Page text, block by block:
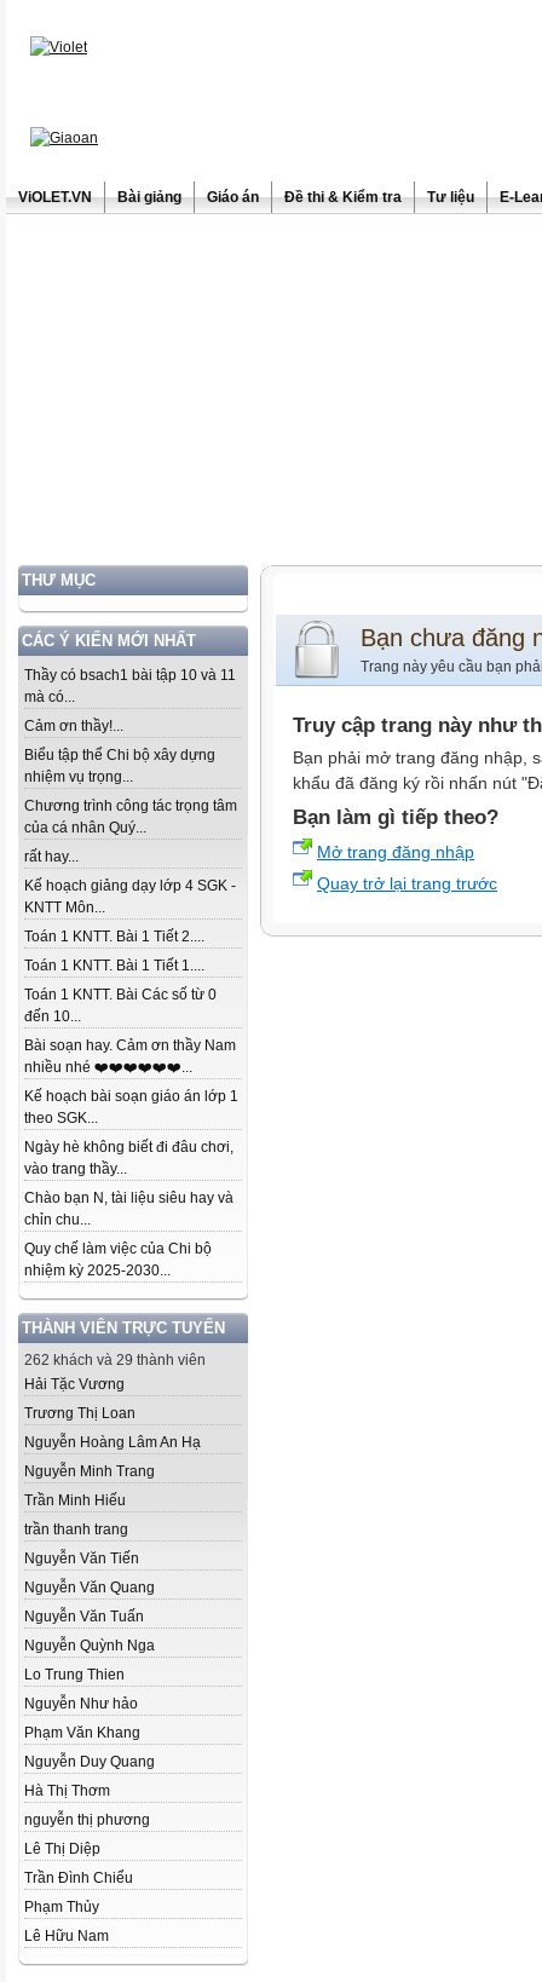
ViOLET.VN Bài giảng Giáo án Đề thi & Kiểm tra Tư liệu E-
THƯ MỤC
CÁC Ý KIẾN MỚI NHẤT
Thầy có bsach1 bài tập 10 và 11
mà có...
Cảm ơn thầy!...
Biểu tập thể Chi bộ xây dựng
nhiệm vụ trọng...
Chương trình công tác trọng tâm
của cá nhân Quý...
rất hay...
Kế hoạch giảng dạy lớp 4 SGK -
KNTT Môn...
Toán 1 KNTT. Bài 1 Tiết 2....
Toán 1 KNTT. Bài 1 Tiết 1....
Toán 1 KNTT. Bài Các số từ 0
đến 10...
Bài soạn hay. Cảm ơn thầy Nam
nhiều nhé ❤️❤️❤️❤️❤️❤️...
Kế hoạch bài soạn giáo án lớp 1
theo SGK...
Ngày hè không biết đi đâu chơi,
vào trang thầy...
Chào bạn N, tài liệu siêu hay và
chỉn chu...
Quy chế làm việc của Chi bộ
nhiệm kỳ 2025-2030...
THÀNH VIÊN TRỰC TUYẾN
262 khách và 29 thành viên
Hải Tặc Vương
Trương Thị Loan
Nguyễn Hoàng Lâm An Hạ
Nguyễn Minh Trang
Trần Minh Hiếu
trần thanh trang
Nguyễn Văn Tiến
Nguyễn Văn Quang
Nguyễn Văn Tuấn
Nguyễn Quỳnh Nga
Lo Trung Thien
Nguyễn Như hảo
Phạm Văn Khang
Nguyễn Duy Quang
Hà Thị Thơm
nguyễn thị phương
Lê Thị Diệp
Trần Đình Chiểu
Phạm Thủy
Lê Hữu Nam
Bạn chưa đăng
Trang này yêu cầu bạn
Truy cập trang này như
Bạn phải mở trang đăng nhập,
khẩu đã đăng ký rồi nhấn nút
Bạn làm gì tiếp theo?
Mở trang đăng nhập
Quay trở lại trang trước